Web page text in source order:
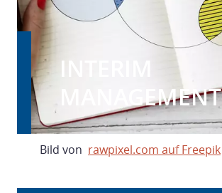
INTERIM
MANAGEMENT
Bild von rawpixel.com auf Freepik